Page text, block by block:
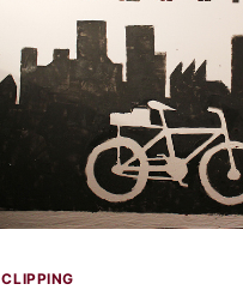
CLIPPING